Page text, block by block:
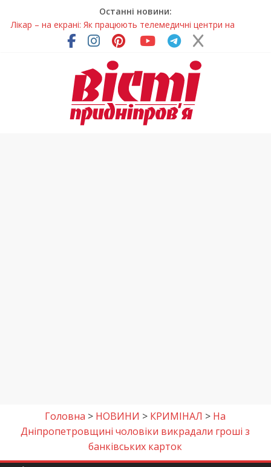
Останні новини:
Лікар – на екрані: Як працюють телемедичні центри на
Дніпропетровщині
У Дніпрі триває масштабна підготовка до опалювального
Пошуки тривають: на Дніпропетровщині досліджують місце
розташування легендарного монастиря (Фото)
Ветерани Дніпропетровщини отримують шанс на власне
Головна > НОВИНИ > КРИМІНАЛ > На
Дніпропетровщині чоловіки викрадали гроші з
банківських карток